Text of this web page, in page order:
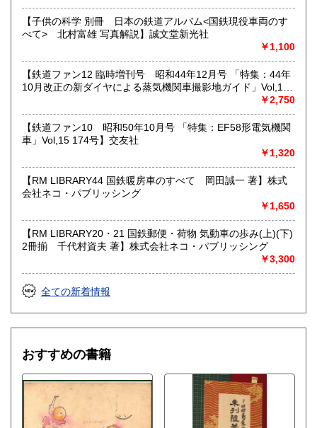
取り扱い分野
近代文献、趣味、サブカルチャー、古書一般（その他）
【子供の科学 別冊 日本の鉄道アルバム<国鉄現役車両のす
べて> 北村富雄 写真解説】誠文堂新光社
￥1,100
【鉄道ファン12 臨時増刊号 昭和44年12月号 「特集：44年
10月改正の新ダイヤによる蒸気機関車撮影地ガイド」Vol,19
￥2,750
【鉄道ファン10 昭和50年10月号 「特集：EF58形電気機関
車」Vol,15 174号】交友社
￥1,320
【RM LIBRARY44 国鉄暖房車のすべて 岡田誠一 著】株式
会社ネコ・パブリッシング
￥1,650
【RM LIBRARY20・21 国鉄郵便・荷物 気動車の歩み(上)(下)
2冊揃 千代村資夫 著】株式会社ネコ・パブリッシング
￥3,300
全ての新着情報
おすすめの書籍